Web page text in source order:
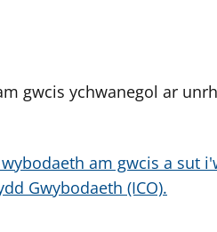
gwcis ychwanegol ar
am gwcis a sut
Gwybodaeth (ICO).